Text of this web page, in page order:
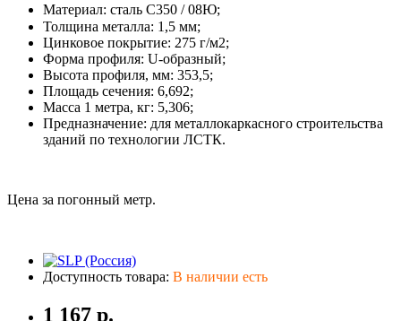
Материал: сталь С350 / 08Ю;
Толщина металла: 1,5 мм;
Цинковое покрытие: 275 г/м2;
Форма профиля: U-образный;
Высота профиля, мм: 353,5;
Площадь сечения: 6,692;
Масса 1 метра, кг: 5,306;
Предназначение: для металлокаркасного строительства
зданий по технологии ЛСТК.
Цена за погонный метр.
Доступность товара: В наличии есть
1 167 р.